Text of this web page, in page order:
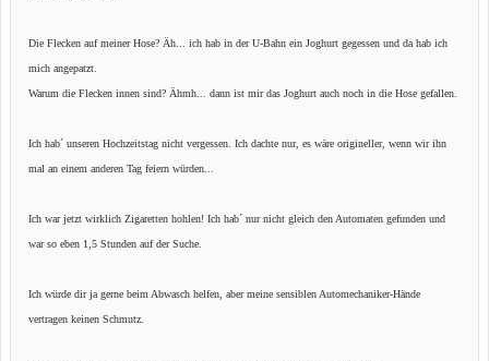
Die Flecken auf meiner Hose? Äh... ich hab in der U-Bahn ein Joghurt gegessen und da hab ich
mich angepatzt.
Warum die Flecken innen sind? Ähmh... dann ist mir das Joghurt auch noch in die Hose gefallen.
Ich hab´ unseren Hochzeitstag nicht vergessen. Ich dachte nur, es wäre origineller, wenn wir ihn
mal an einem anderen Tag feiern würden...
Ich war jetzt wirklich Zigaretten hohlen! Ich hab´ nur nicht gleich den Automaten gefunden und
war so eben 1,5 Stunden auf der Suche.
Ich würde dir ja gerne beim Abwasch helfen, aber meine sensiblen Automechaniker-Hände
vertragen keinen Schmutz.